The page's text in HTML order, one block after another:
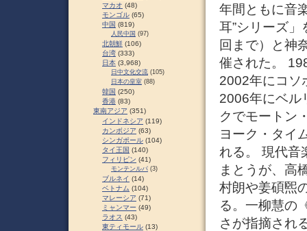
年間ともに音
耳”シリーズ
回まで）と神
催された。
2002年にコソ
2006年にベル
クでモートン
ヨーク・タイ
れる。 現代音
まとうが、高
村朗や姜碩煕
る。一柳慧の
さが指摘され
マカオ (48)
モンゴル (65)
中国 (819)
人民中国 (97)
北朝鮮 (106)
台湾 (333)
日本 (3,968)
日中文化交流 (105)
日本の皇室 (88)
韓国 (250)
香港 (83)
東南アジア (351)
インドネシア (119)
カンボジア (63)
シンガポール (104)
タイ王国 (140)
フィリピン (41)
モンテンルパ (3)
ブルネイ (14)
ベトナム (104)
マレーシア (71)
ミャンマー (49)
ラオス (43)
東ティモール (13)